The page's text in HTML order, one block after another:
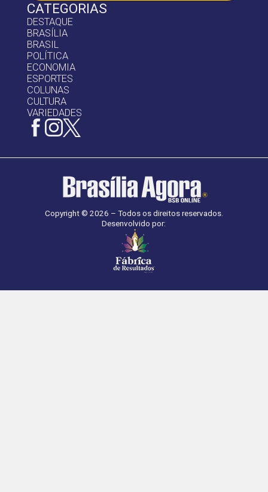
CATEGORIAS
DESTAQUE
BRASÍLIA
BRASIL
POLÍTICA
ECONOMIA
ESPORTES
COLUNAS
CULTURA
VARIEDADES
Copyright © 2026 – Todos os direitos reservados.
Desenvolvido por: